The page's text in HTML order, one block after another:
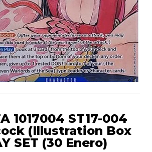
1017004 ST17-004
(Illustration Box
SET (30 Enero)